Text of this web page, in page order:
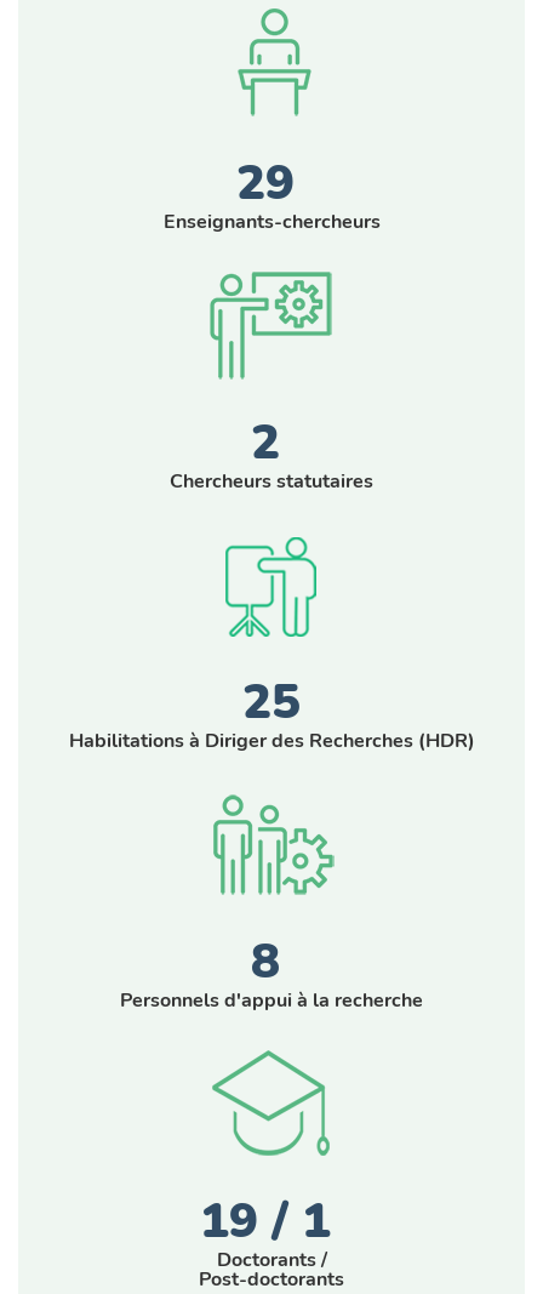
29
Enseignants-chercheurs
2
Chercheurs statutaires
25
Habilitations à Diriger des Recherches (HDR)
8
Personnels d'appui à la recherche
19 / 1
Doctorants /
Post-doctorants